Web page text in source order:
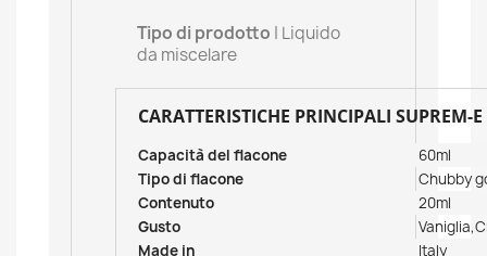
Tipo di prodotto | Liquido
da miscelare
CARATTERISTICHE PRINCIPALI
Capacità del flacone
60ml
Tipo di flacone
Chubby
Contenuto
20ml
Gusto
Made in
Italy